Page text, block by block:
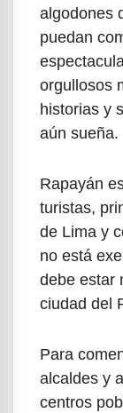
algodones
puedan
orgullosos
historias y
aún sueña.
Rapayán
turistas,
de Lima y
no está
debe estar
ciudad del
Para
alcaldes y
centros